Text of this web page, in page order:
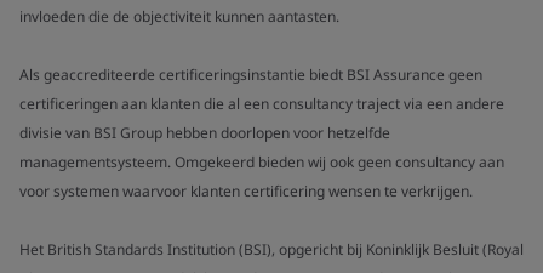
invloeden die de objectiviteit kunnen aantasten.
Als geaccrediteerde certificeringsinstantie biedt BSI Assurance geen
certificeringen aan klanten die al een consultancy traject via een andere
divisie van BSI Group hebben doorlopen voor hetzelfde
managementsysteem. Omgekeerd bieden wij ook geen consultancy aan
voor systemen waarvoor klanten certificering wensen te verkrijgen.
Het British Standards Institution (BSI), opgericht bij Koninklijk Besluit (Royal